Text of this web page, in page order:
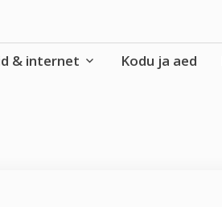
& internet Kodu ja aed